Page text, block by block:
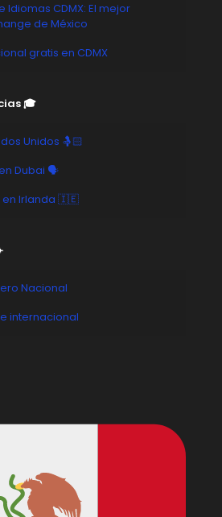
CDMX: El mejor
de México
gratis en CDMX
🎓
Unidos 🤱🏻
Dubai 🗣️
en Irlanda 🇮🇪
Nacional
internacional